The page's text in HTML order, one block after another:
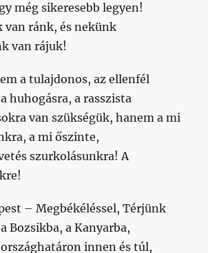
még sikeresebb legyen!
van ránk, és nekünk
van rájuk!
a tulajdonos, az ellenfél
huhogásra, a rasszista
van szükségük, hanem a mi
a mi őszinte,
szurkolásunkra! A
– Megbékéléssel, Térjünk
Bozsikba, a Kanyarba,
innen és túl,